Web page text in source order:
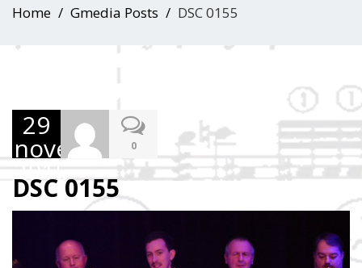
Home Gmedia Posts DSC 0155
29
novembre
2015
0
DSC 0155